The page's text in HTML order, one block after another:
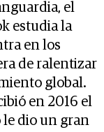
el
estudia la
en los
de ralentizar
global.
en 2016 el
le dio un gran